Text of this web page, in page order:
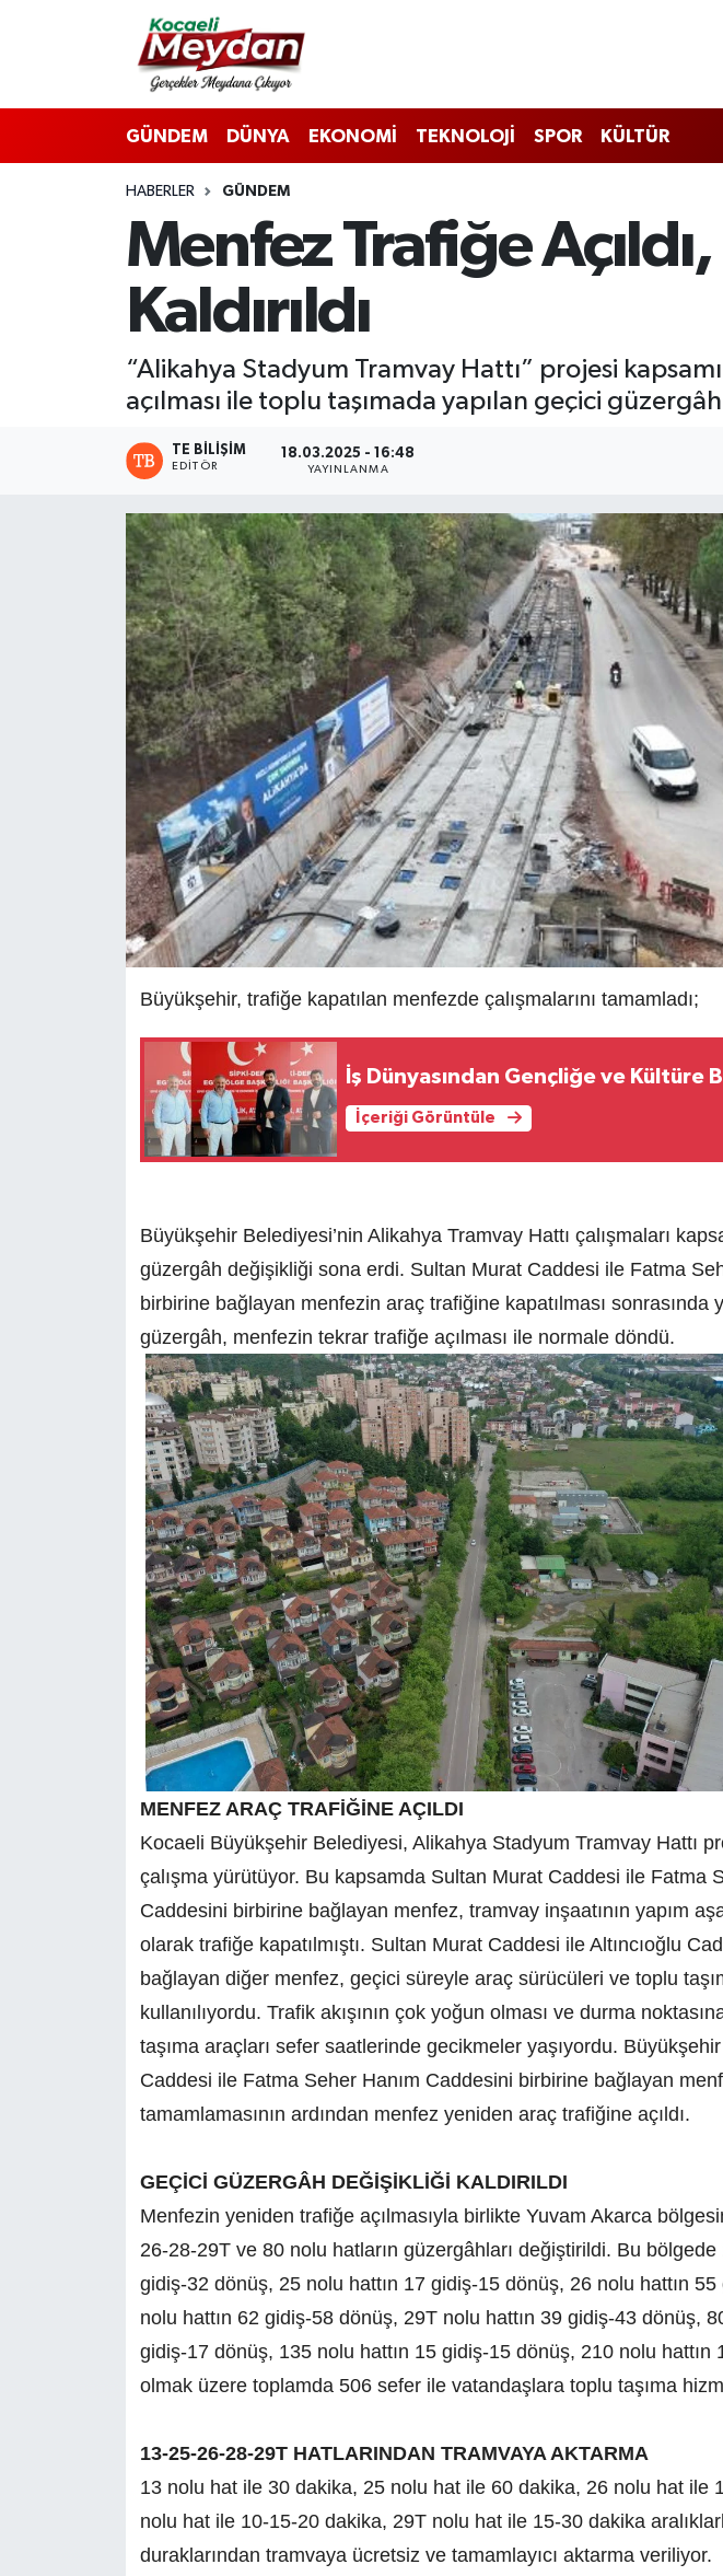
GÜNDEM DÜNYA EKONOMİ TEKNOLOJİ SPOR KÜLTÜR
HABERLER GÜNDEM
Menfez Trafiğe
Kaldırıldı
“Alikahya Stadyum Tramvay Hattı” projesi
açılması ile toplu taşımada yapılan geçici
TE BILIŞIM
EDITÖR
18.03.2025 - 16:48
YAYINLANMA
Büyükşehir, trafiğe kapatılan menfezde çalışmalarını tamamladı;
İş Dünyasından Gençliğe ve Kültüre
İçeriği Görüntüle
Büyükşehir Belediyesi’nin Alikahya Tramvay Hattı çalışmaları
güzergâh değişikliği sona erdi. Sultan Murat Caddesi ile Fatma
birbirine bağlayan menfezin araç trafiğine kapatılması sonrasında
güzergâh, menfezin tekrar trafiğe açılması ile normale döndü.
MENFEZ ARAÇ TRAFİĞİNE AÇILDI
Kocaeli Büyükşehir Belediyesi, Alikahya Stadyum Tramvay Hattı
çalışma yürütüyor. Bu kapsamda Sultan Murat Caddesi ile Fatma
Caddesini birbirine bağlayan menfez, tramvay inşaatının yapım
olarak trafiğe kapatılmıştı. Sultan Murat Caddesi ile Altıncıoğlu
bağlayan diğer menfez, geçici süreyle araç sürücüleri ve toplu
kullanılıyordu. Trafik akışının çok yoğun olması ve durma
taşıma araçları sefer saatlerinde gecikmeler yaşıyordu.
Caddesi ile Fatma Seher Hanım Caddesini birbirine bağlayan
tamamlamasının ardından menfez yeniden araç trafiğine açıldı.
GEÇİCİ GÜZERGÂH DEĞİŞİKLİĞİ KALDIRILDI
Menfezin yeniden trafiğe açılmasıyla birlikte Yuvam Akarca
26-28-29T ve 80 nolu hatların güzergâhları değiştirildi. Bu bölgede
gidiş-32 dönüş, 25 nolu hattın 17 gidiş-15 dönüş, 26 nolu hattın
nolu hattın 62 gidiş-58 dönüş, 29T nolu hattın 39 gidiş-43 dönüş,
gidiş-17 dönüş, 135 nolu hattın 15 gidiş-15 dönüş, 210 nolu hattın
olmak üzere toplamda 506 sefer ile vatandaşlara toplu taşıma
13-25-26-28-29T HATLARINDAN TRAMVAYA AKTARMA
13 nolu hat ile 30 dakika, 25 nolu hat ile 60 dakika, 26 nolu hat ile
nolu hat ile 10-15-20 dakika, 29T nolu hat ile 15-30 dakika
duraklarından tramvaya ücretsiz ve tamamlayıcı aktarma veriliyor.
Nöbetçi Eczaneler
Hava Durumu
Trafik Durumu
Süper Lig Puan Durumu ve Fikstür
Tüm Manşetler
Son Dakika Haberleri
Haber Arşivi